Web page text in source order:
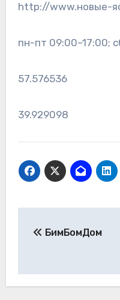
http://www.новые-
пн-пт 09:00–17:00;
57.576536
39.929098
БимБомДом